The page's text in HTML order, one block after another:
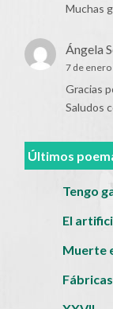
Muchas
Ángela
7 de
Gracias
Saludos
Últimos
Tengo
El
Muerte